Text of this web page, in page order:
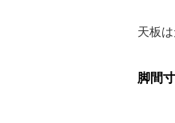
天板
脚間